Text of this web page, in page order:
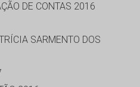
DE CONTAS 2016
SARMENTO DOS